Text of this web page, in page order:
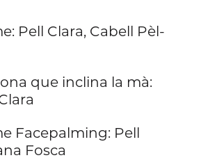
Pell Clara, Cabell Pèl-
que inclina la mà:
Facepalming: Pell
Fosca